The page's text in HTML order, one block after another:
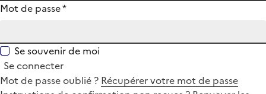
Mot de passe*
Se souvenir de moi
Se connecter
Mot de passe oublié ? Récupérer votre mot de passe